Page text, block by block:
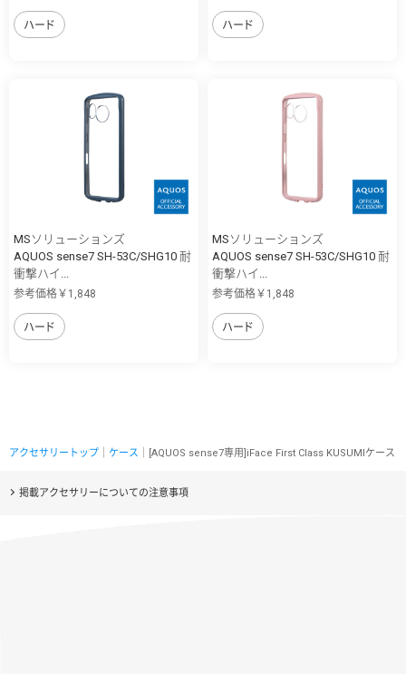
ハード ハード
MSソリューションズ
AQUOS sense7 SH-53C/SHG10 耐
衝撃ハイ...
参考価格￥1,848
ハード
MSソリューションズ
AQUOS sense7 SH-53C/SHG10 耐
衝撃ハイ...
参考価格￥1,848
ハード
アクセサリートップ ケース ｜[AQUOS sense7専用]iFace First Class KUSUMIケース
掲載アクセサリーについての注意事項